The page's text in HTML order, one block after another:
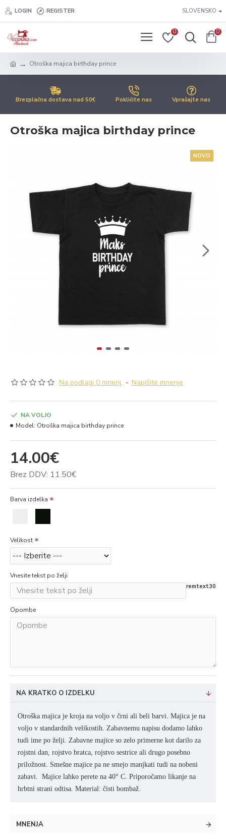
LOGIN REGISTER SLOVENSKO
0 0
Otroška majica birthday prince
Brezplačna dostava nad 50€ Pokličite nas Vprašajte nas
Otroška majica birthday prince
NOVO
Na podlagi 0 mnenj. - Napišite mnenje
14.00€
Brez DDV: 11.50€
NA VOLJO
Model: Otroška majica birthday prince
Barva izdelka
Velikost
Vnesite tekst po želji
remtext30
Opombe
NA KRATKO O IZDELKU
Otroška majica je kroja na voljo v črni ali beli barvi. Majica je na
voljo v standardnih velikostih. Zabavnemu napisu dodamo lahko
tudi ime po želji. Zabavne majice so zelo primerne kot darilo za
rojstni dan, rojstvo bratca, rojstvo sestrice ali drugo posebno
priložnost. Smešne majice pa ne smejo manjkati tudi na nobeni
zabavi. Majice lahko perete na 40° C. Priporočamo likanje na
hrbtni strani odtisa. Material: čisti bombaž.
MNENJA